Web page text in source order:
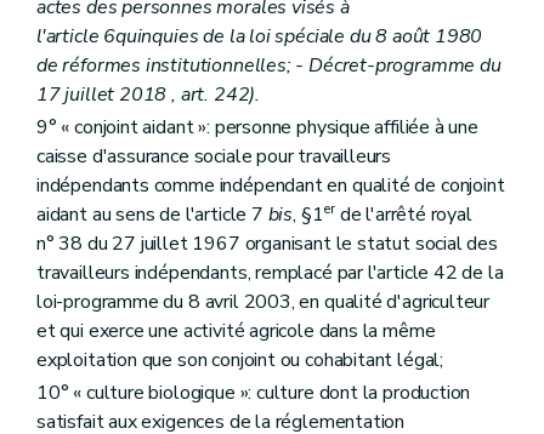
Section 2
Les quotas
Art. D244
Art. D244/1
Section 3 Les aides à l'investissement
Art. D245
Art. D246
Art. D247
Art. D248
Section 4 Mesures pour l'amélioration de l'espace rural et de l'environnement
Art. D249
Section 5
La conditionnalité
Art. D250
Section 6 Le verdissement
Art. D251
Chapitre II
L'autorité compétente et l'organisme payeur
Art. D252
Art. D253
Art. D254
actes des personnes morales visés à
l'article 6quinquies de la loi spéciale du 8 août 1980
de réformes institutionnelles; - Décret-programme du
17 juillet 2018 , art. 242).
9° « conjoint aidant »: personne physique affiliée à une
caisse d'assurance sociale pour travailleurs
indépendants comme indépendant en qualité de conjoint
aidant au sens de l'article 7 bis, §1erde l'arrêté royal
n° 38 du 27 juillet 1967 organisant le statut social des
travailleurs indépendants, remplacé par l'article 42 de la
loi-programme du 8 avril 2003, en qualité d'agriculteur
et qui exerce une activité agricole dans la même
exploitation que son conjoint ou cohabitant légal;
10° « culture biologique »: culture dont la production
satisfait aux exigences de la réglementation